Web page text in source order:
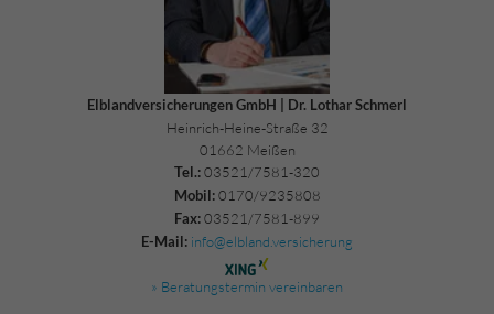
Elblandversicherungen GmbH | Dr. Lothar Schmerl
Heinrich-Heine-Straße 32
01662 Meißen
Tel.: 03521/7581-320
Mobil:0170/9235808
Fax: 03521/7581-899
E-Mail: info@elbland.versicherung
» Beratungstermin vereinbaren